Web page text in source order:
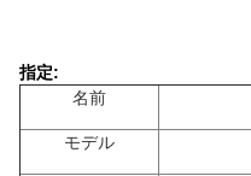
指定:
名前
モデル